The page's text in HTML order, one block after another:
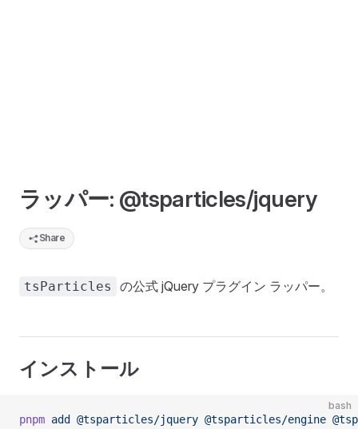
ラッパー: @tsparticles/jquery
Share
tsParticles の公式 jQuery プラグイン ラッパー。
インストール
bash
pnpm add @tsparticles/jquery @tsparticles/engine